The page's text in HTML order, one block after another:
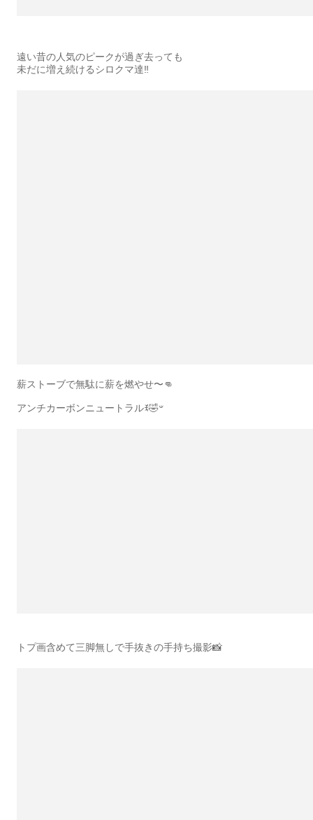
遠い昔の人気のピークが過ぎ去っても
未だに増え続けるシロクマ達‼️
薪ストーブで無駄に薪を燃やせ〜👊
アンチカーボンニュートラルꉂ🤣𐤔
トプ画含めて三脚無しで手抜きの手持ち撮影📸